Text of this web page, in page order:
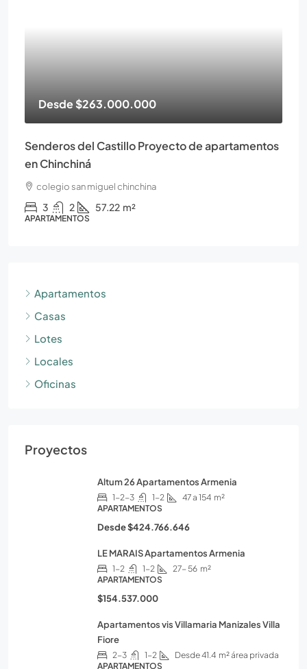
Desde$263.000.000
Senderos del Castillo Proyecto de apartamentos
en Chinchiná
colegio san miguel chinchina
3 2 57.22 m²
APARTAMENTOS
Apartamentos
Casas
Lotes
Locales
Oficinas
Proyectos
Altum 26 Apartamentos Armenia
1-2-3 1-2 47 a 154 m²
APARTAMENTOS
Desde$424.766.646
LE MARAIS Apartamentos Armenia
1-2 1-2 27- 56 m²
APARTAMENTOS
$154.537.000
Apartamentos vis Villamaria Manizales Villa
Fiore
2-3 1-2 Desde 41.4 m² área privada
APARTAMENTOS